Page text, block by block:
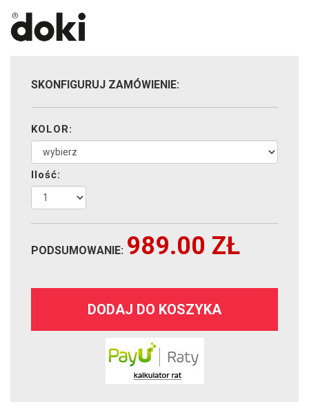
SKONFIGURUJ ZAMÓWIENIE:
KOLOR:
Ilość:
PODSUMOWANIE: 989.00 ZŁ
DODAJ DO KOSZYKA